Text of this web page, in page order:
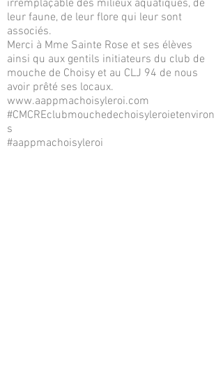
irremplaçable des milieux aquatiques, de
leur faune, de leur flore qui leur sont
associés.
Merci à Mme Sainte Rose et ses élèves
ainsi qu aux gentils initiateurs du club de
mouche de Choisy et au CLJ 94 de nous
avoir prêté ses locaux.
www.aappmachoisyleroi.com
#CMCREclubmouchedechoisyleroietenviron
s
#aappmachoisyleroi